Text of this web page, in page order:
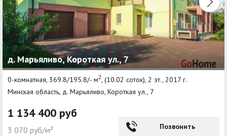
д. Марьяливо, Короткая ул., 7
0-комнатная, 369.8/195.8/- м2, (10.02 соток), 2 эт., 2017 г.
Минская область, д. Марьяливо, Короткая ул., 7
1 134 400 руб
3 070 руб/м² Позвонить